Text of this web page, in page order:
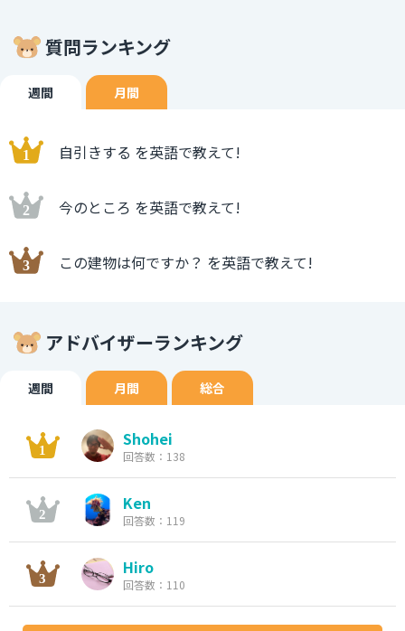
質問ランキング
週間 月間
自引きする を英語で教えて!
今のところ を英語で教えて!
この建物は何ですか？ を英語で教えて!
アドバイザーランキング
週間 月間 総合
Shohei
回答数：138
Ken
回答数：119
Hiro
回答数：110